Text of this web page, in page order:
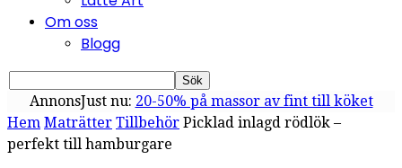
Om oss
Blogg
AnnonsJust nu: 20-50% på massor av fint till köket
Hem Maträtter Tillbehör Picklad inlagd rödlök –
perfekt till hamburgare